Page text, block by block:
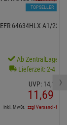
EFR 64634HLX A1/232
Ab ZentralLager
Lieferzeit: 2-4
UVP: 14,16 €
11,69
inkl. MwSt. zzgl Versand - frei
TOPSELLER
›